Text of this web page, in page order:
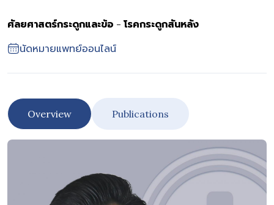
ศัลยศาสตร์กระดูกและข้อ - โรคกระดูกสันหลัง
นัดหมายแพทย์ออนไลน์
Overview Publications